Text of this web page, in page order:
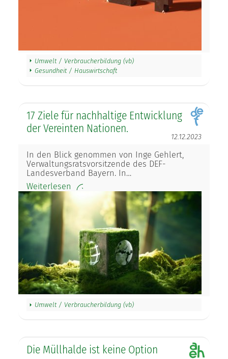
Umwelt / Verbraucherbildung (vb)
Gesundheit / Hauswirtschaft
17 Ziele für nachhaltige Entwicklung
der Vereinten Nationen.
12.12.2023
In den Blick genommen von Inge Gehlert,
Verwaltungsratsvorsitzende des DEF-
Landesverband Bayern. In…
Weiterlesen
Umwelt / Verbraucherbildung (vb)
Die Müllhalde ist keine Option